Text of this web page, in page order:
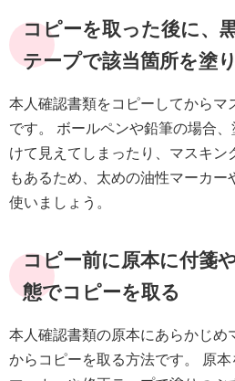
コピーを取った後に、
テープで該当箇所を塗
本人確認書類をコピーしてからマ
です。 ボールペンや鉛筆の場合
けて見えてしまったり、マスキン
もあるため、太めの油性マーカー
使いましょう。
コピー前に原本に付箋
態でコピーを取る
本人確認書類の原本にあらかじめ
からコピーを取る方法です。 原本